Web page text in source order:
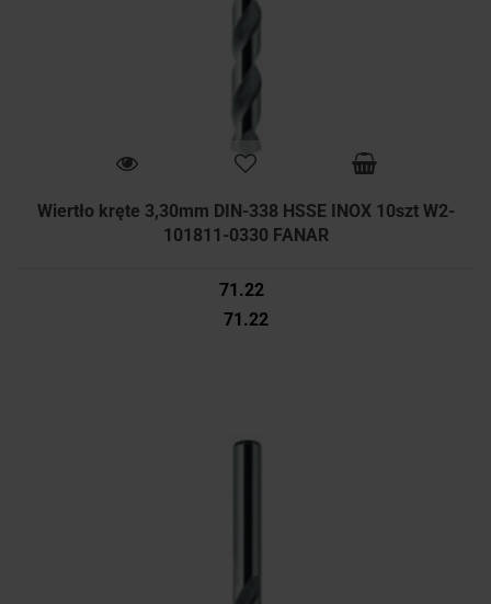
Wiertło kręte 3,30mm DIN-338 HSSE INOX 10szt W2-
101811-0330 FANAR
71.22
71.22